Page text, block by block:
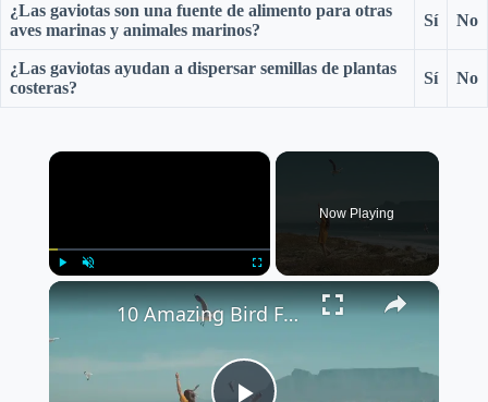
¿Las gaviotas son una fuente de alimento para otras
aves marinas y animales marinos?
Sí No
¿Las gaviotas ayudan a dispersar semillas de plantas
costeras?
Sí No
×
Now Playing
×
10 Amazing Bird Facts You Didn't Know